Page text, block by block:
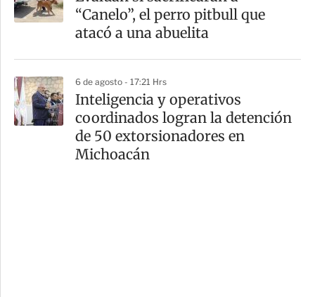
“Canelo”, el perro pitbull que
atacó a una abuelita
6 de agosto - 17:21 Hrs
Inteligencia y operativos
coordinados logran la detención
de 50 extorsionadores en
Michoacán